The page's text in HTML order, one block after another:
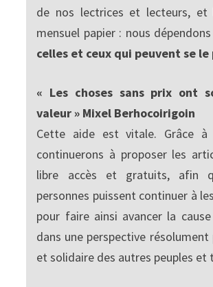
de nos lectrices et lecteurs, et
mensuel papier : nous
celles et ceux qui peuvent se
« Les choses sans prix ont
valeur » Mixel Berhocoirigoin
Cette aide est vitale. Grâce à
continuerons à proposer les
libre accès et gratuits, afin
personnes puissent continuer à
pour faire ainsi avancer la
dans une perspective
et solidaire des autres peuples et